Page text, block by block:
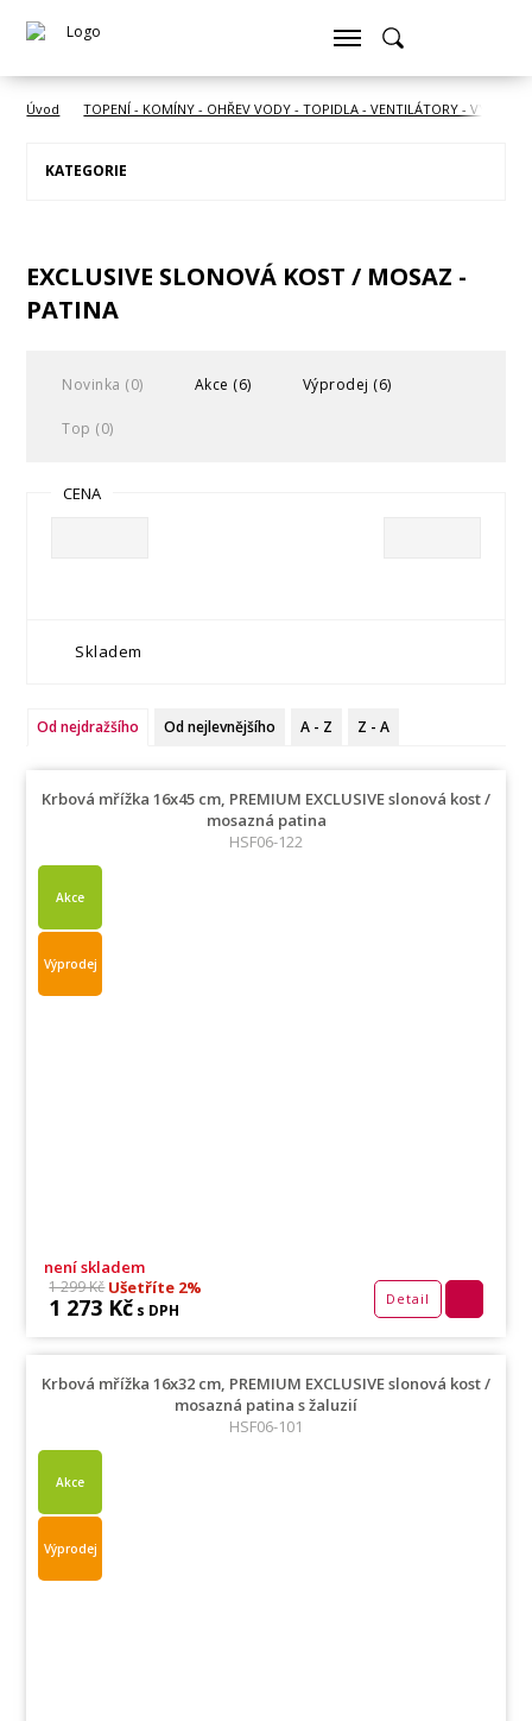
Úvod TOPENÍ - KOMÍNY - OHŘEV VODY - TOPIDLA - VENTILÁTORY -
KATEGORIE
EXCLUSIVE SLONOVÁ KOST / MOSAZ -
PATINA
Novinka (0) Akce (6) Výprodej (6)
Top (0)
CENA
Skladem
Od nejdražšího Od nejlevnějšího A - Z Z - A
Krbová mřížka 16x45 cm, PREMIUM EXCLUSIVE slonová kost /
mosazná patina
HSF06-122
Akce
Výprodej
není skladem
1 299 KčUšetříte 2%
1 273 Kč s DPH
Detail
Krbová mřížka 16x32 cm, PREMIUM EXCLUSIVE slonová kost /
mosazná patina s žaluzií
HSF06-101
Akce
Výprodej